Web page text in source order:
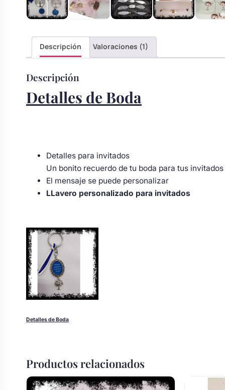
para arras
alianzas
y pala tarta
damas de honor
bebé boda
floral coche
Perchas de comunión
personalizadas
Rasca y Gana para Comunión:
Sorpresas y Diversión
Bolsos personalizados
Neceseres personalizados
Otros regalos
Descripción Valoraciones (1)
Descripción
Detalles de Boda
Detalles para invitados
Un bonito recuerdo de tu boda para tus
El mensaje se puede personalizar
LLavero personalizado para invitados
Detalles de Boda
Productos relacionados